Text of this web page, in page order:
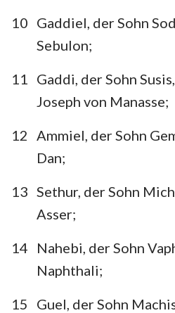
10 Gaddiel, der Sohn
Sebulon;
11
Gaddi, der Sohn
Joseph von Manasse;
12
Ammiel, der Sohn
Dan;
13 Sethur, der Sohn
Asser;
14
Nahebi, der Sohn
Naphthali;
15
Guel, der Sohn